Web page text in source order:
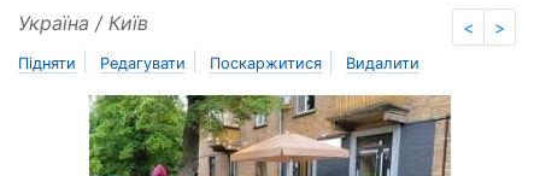
< >
Україна / Київ
Підняти Редагувати Поскаржитися Видалити